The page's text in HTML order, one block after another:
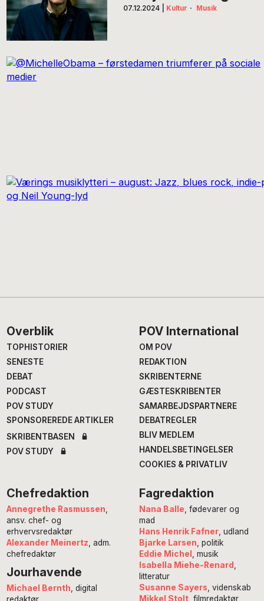
07.12.2024 Kultur · Musik
Footer
Overblik
TOPHISTORIER
SENESTE
DEBAT
PODCAST
POV STUDY
SPONSOREREDE ARTIKLER
SKRIBENTBASEN
POV STUDY
POV International
OM POV
REDAKTION
SKRIBENTERNE
GÆSTESKRIBENTER
SAMARBEJDSPARTNERE
DEBATREGLER
BLIV MEDLEM
HANDELSBETINGELSER
COOKIES & PRIVATLIV
Chefredaktion
Annegrethe Rasmussen
ansv. chef- og
erhvervsredaktør
Alexander Meinertz , adm.
chefredaktør
Jourhavende
Michael Bernth , digital
redaktør
Fagredaktion
Nana Balle , fødevarer og
mad
Hans Henrik Fafner, udland
Bjarke Larsen , politik
Eddie Michel
, musik
Isabella Miehe-Renard
litteratur
Susanne Sayers , videnskab
Mikkel Stolt, filmredaktør